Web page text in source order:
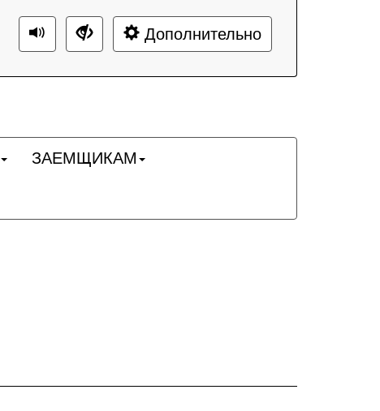
Дополнительно
ЗАЕМЩИКАМ